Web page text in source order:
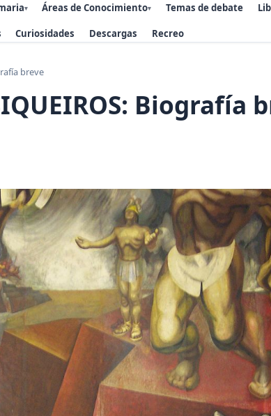
▾ Áreas de Conocimiento▾ Temas de debate
Curiosidades Descargas Recreo
breve
Biografía